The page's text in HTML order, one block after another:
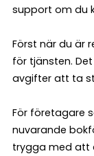
support om du
Först när du är
för tjänsten.
avgifter att ta
För företagare
nuvarande
trygga med att